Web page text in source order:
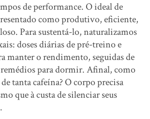
de performance. O ideal de
como produtivo, eficiente,
Para sustentá-lo, naturalizamos
doses diárias de pré-treino e
manter o rendimento, seguidas de
para dormir. Afinal, como
tanta cafeína? O corpo precisa
que à custa de silenciar seus